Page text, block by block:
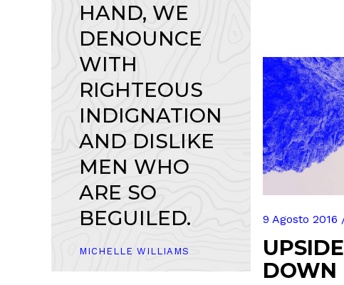
HAND, WE
DENOUNCE
WITH
RIGHTEOUS
INDIGNATION
AND DISLIKE
MEN WHO
ARE SO
BEGUILED.
MICHELLE WILLIAMS
9 Agosto 2016
UPSIDE
DOWN